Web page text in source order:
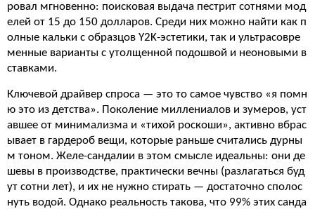
ровал мгновенно: поисковая выдача пестрит сотнями мод
елей от 15 до 150 долларов. Среди них можно найти как п
олные кальки с образцов Y2K-эстетики, так и ультрасовре
менные варианты с утолщенной подошвой и неоновыми в
ставками.
Ключевой драйвер спроса — это то самое чувство «я помн
ю это из детства». Поколение миллениалов и зумеров, уст
авшее от минимализма и «тихой роскоши», активно вбрас
ывает в гардероб вещи, которые раньше считались дурны
м тоном. Желе-сандалии в этом смысле идеальны: они де
шевы в производстве, практически вечны (разлагаться буд
ут сотни лет), и их не нужно стирать — достаточно сполос
нуть водой. Однако реальность такова, что 99% этих санда